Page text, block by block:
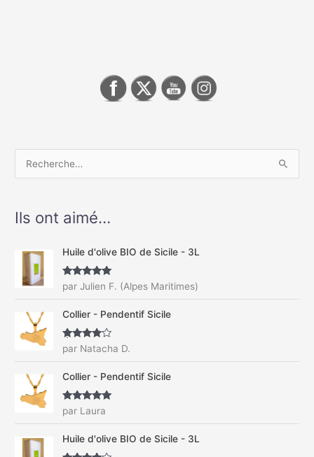
h
h
Ils ont aimé…
Huile d'olive BIO de Sicile - 3L
Note5sur
5
par Julien F. (Alpes Maritimes)
Collier - Pendentif Sicile
Note4
sur 5
par Natacha D.
Collier - Pendentif Sicile
Note 5sur
5
par Laura
Huile d'olive BIO de Sicile - 3L